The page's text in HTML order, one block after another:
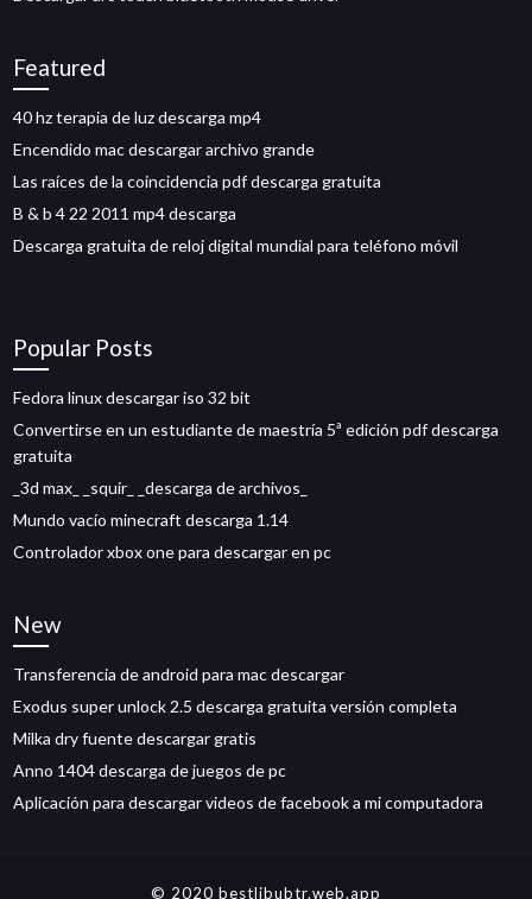
Featured
40 hz terapia de luz descarga mp4
Encendido mac descargar archivo grande
Las raíces de la coincidencia pdf descarga gratuita
B & b 4 22 2011 mp4 descarga
Descarga gratuita de reloj digital mundial para teléfono móvil
Popular Posts
Fedora linux descargar iso 32 bit
Convertirse en un estudiante de maestría 5ª edición pdf descarga
gratuita
_3d max_ _squir_ _descarga de archivos_
Mundo vacío minecraft descarga 1.14
Controlador xbox one para descargar en pc
New
Transferencia de android para mac descargar
Exodus super unlock 2.5 descarga gratuita versión completa
Milka dry fuente descargar gratis
Anno 1404 descarga de juegos de pc
Aplicación para descargar videos de facebook a mi computadora
© 2020 bestlibubtr.web.app